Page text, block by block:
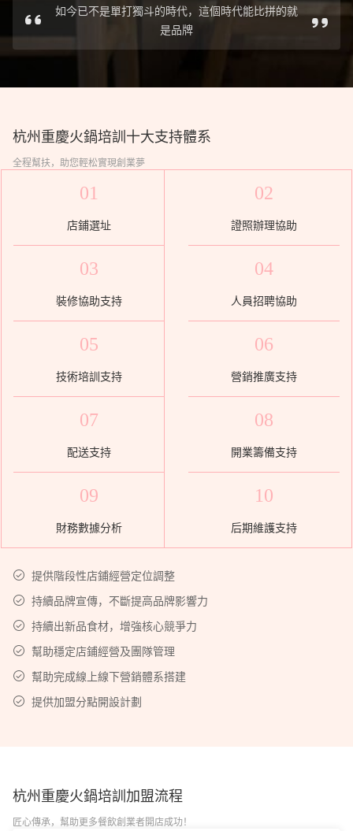
如今已不是單打獨斗的時代，這個時代能比拼的就
是品牌
杭州重慶火鍋培訓 十大支持體系
全程幫扶，助您輕松實現創業夢
01
店鋪選址
02
證照辦理協助
03
裝修協助支持
04
人員招聘協助
05
技術培訓支持
06
營銷推廣支持
07
配送支持
08
開業籌備支持
09
財務數據分析
10
后期維護支持
提供階段性店鋪經營定位調整
持續品牌宣傳，不斷提高品牌影響力
持續出新品食材，增強核心競爭力
幫助穩定店鋪經營及團隊管理
幫助完成線上線下營銷體系搭建
提供加盟分點開設計劃
杭州重慶火鍋培訓 加盟流程
匠心傳承，幫助更多餐飲創業者開店成功！